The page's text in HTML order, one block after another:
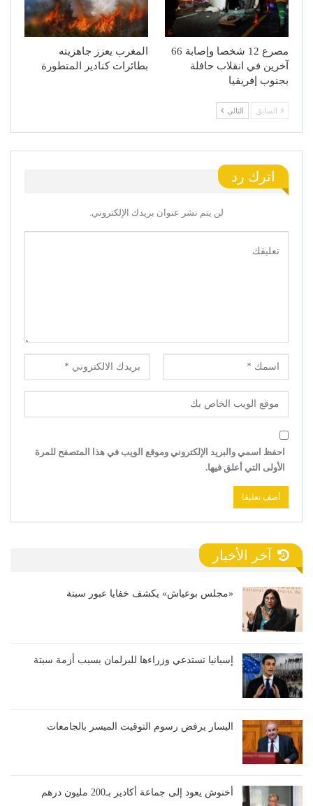
مصرع 12 شخصا وإصابة 66
آخرين في انقلاب حافلة
بجنوب إفريقيا
المغرب يعزز جاهزيته
بطائرات كنادير المتطورة
السابق التالي
اترك رد
لن يتم نشر عنوان بريدك الإلكتروني.
احفظ اسمي والبريد الإلكتروني وموقع الويب في هذا المتصفح للمرة
الأولى التي أعلق فيها.
آخر الأخبار
«مجلس بوعياش» يكشف خفايا عبور سبتة
إسبانيا تستدعي وزراءها للبرلمان بسبب أزمة سبتة
اليسار يرفض رسوم التوقيت الميسر بالجامعات
أخنوش يعود إلى جماعة أكادير بـ200 مليون درهم